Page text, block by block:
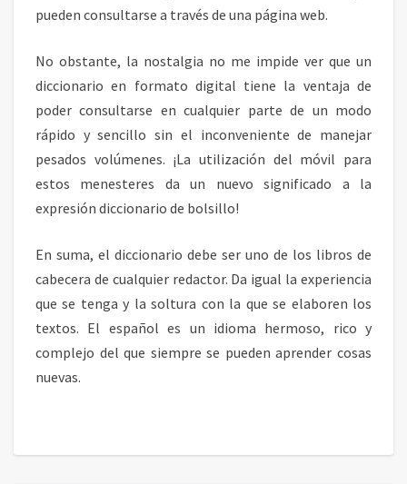
pueden consultarse a través de una página web.
No obstante, la nostalgia no me impide ver que un
diccionario en formato digital tiene la ventaja de
poder consultarse en cualquier parte de un modo
rápido y sencillo sin el inconveniente de manejar
pesados volúmenes. ¡La utilización del móvil para
estos menesteres da un nuevo significado a la
expresión diccionario de bolsillo!
En suma, el diccionario debe ser uno de los libros de
cabecera de cualquier redactor. Da igual la experiencia
que se tenga y la soltura con la que se elaboren los
textos. El español es un idioma hermoso, rico y
complejo del que siempre se pueden aprender cosas
nuevas.